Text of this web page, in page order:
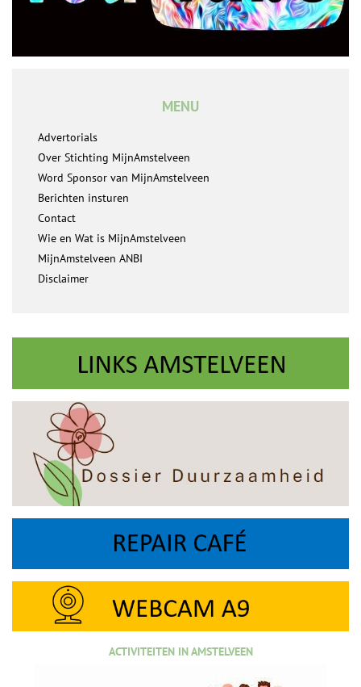
MENU
Advertorials
Over Stichting MijnAmstelveen
Word Sponsor van MijnAmstelveen
Berichten insturen
Contact
Wie en Wat is MijnAmstelveen
MijnAmstelveen ANBI
Disclaimer
ACTIVITEITEN IN AMSTELVEEN